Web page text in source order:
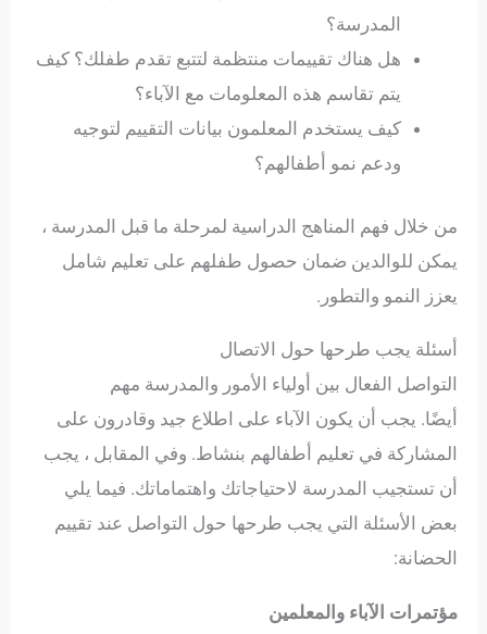
المدرسة؟
هل هناك تقييمات منتظمة لتتبع تقدم طفلك؟ كيف
يتم تقاسم هذه المعلومات مع الآباء؟
كيف يستخدم المعلمون بيانات التقييم لتوجيه
ودعم نمو أطفالهم؟
من خلال فهم المناهج الدراسية لمرحلة ما قبل المدرسة ،
يمكن للوالدين ضمان حصول طفلهم على تعليم شامل
يعزز النمو والتطور.
أسئلة يجب طرحها حول الاتصال
التواصل الفعال بين أولياء الأمور والمدرسة مهم
أيضًا. يجب أن يكون الآباء على اطلاع جيد وقادرون على
المشاركة في تعليم أطفالهم بنشاط. وفي المقابل ، يجب
أن تستجيب المدرسة لاحتياجاتك واهتماماتك. فيما يلي
بعض الأسئلة التي يجب طرحها حول التواصل عند تقييم
الحضانة:
مؤتمرات الآباء والمعلمين